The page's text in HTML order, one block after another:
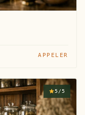
APPELER
5/5